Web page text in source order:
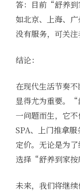
答：目前“舒养到
如北京、上海、
没有服务，可关注
结论：
在现代生活节奏
显得尤为重要。
一问题而生，它
SPA、上门推拿
定价。无论是为了
选择“舒养到家按
未来，我们将继